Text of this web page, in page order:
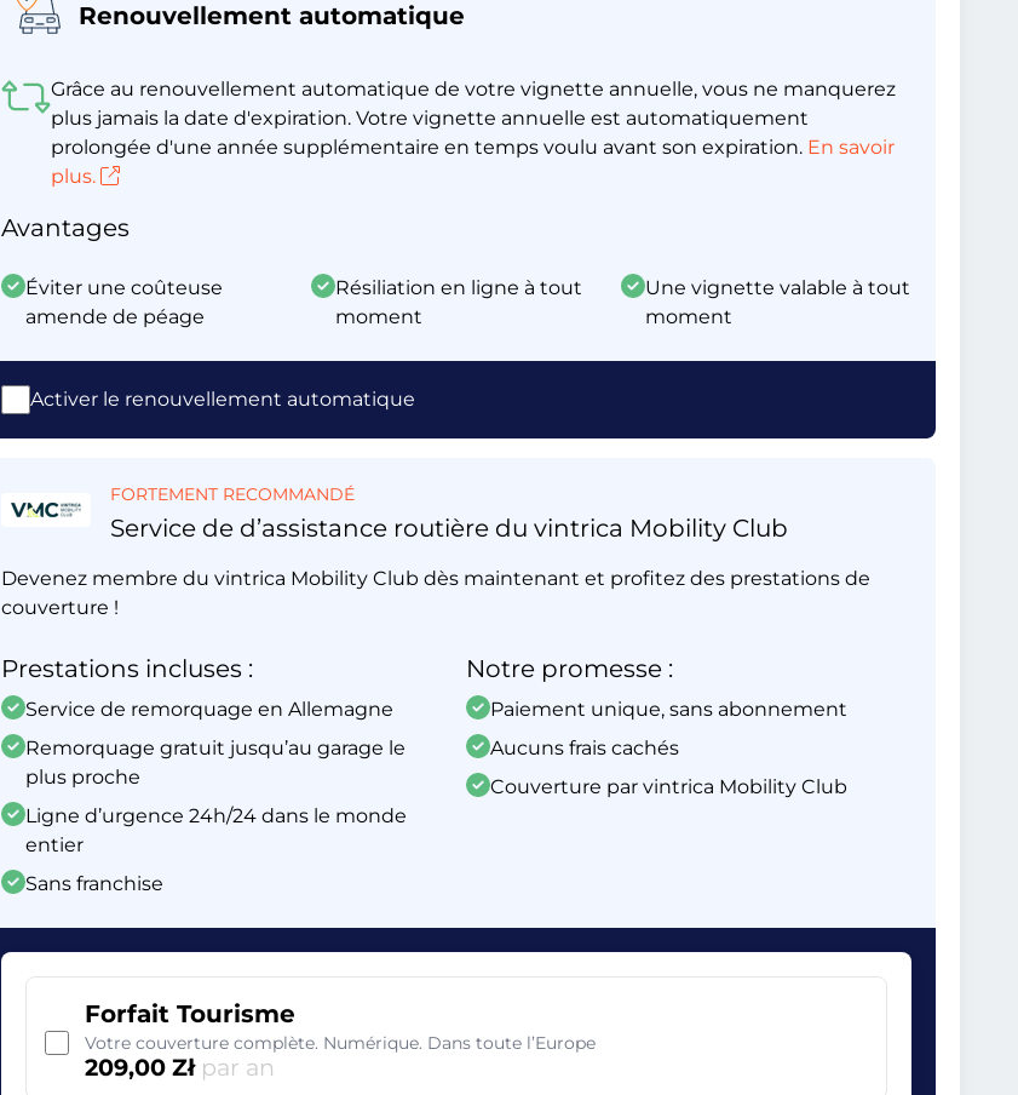
Renouvellement automatique
Grâce au renouvellement automatique de votre vignette annuelle, vous ne manquerez
plus jamais la date d'expiration. Votre vignette annuelle est automatiquement
prolongée d'une année supplémentaire en temps voulu avant son expiration. En savoir
plus.
Avantages
Éviter une coûteuse
amende de péage
Résiliation en ligne à tout
moment
Une vignette valable à tout
moment
Activer le renouvellement automatique
FORTEMENT RECOMMANDÉ
Service de d’assistance routière du vintrica Mobility Club
Devenez membre du vintrica Mobility Club dès maintenant et profitez des prestations de
couverture !
Prestations incluses :
Service de remorquage en Allemagne
Remorquage gratuit jusqu’au garage le
plus proche
Ligne d’urgence 24h/24 dans le monde
entier
Sans franchise
Notre promesse :
Paiement unique, sans abonnement
Aucuns frais cachés
Couverture par vintrica Mobility Club
Forfait Tourisme
Votre couverture complète. Numérique. Dans toute l’Europe
209,00 Zł par an